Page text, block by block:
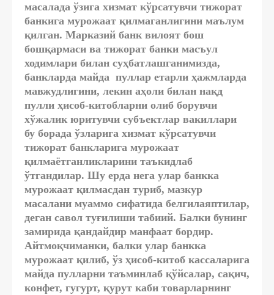
масалада ўзига хизмат кўрсатувчи тижорат
банкига мурожаат қилмаганлигини маълум
қилган. Марказий банк вилоят бош
бошқармаси ва тижорат банки масъул
ходимлари билан суҳбатлашганимизда,
банкларда майда пуллар етарли ҳажмларда
мавжудлигини, лекин аҳоли билан нақд
пулли ҳисоб-китобларни олиб борувчи
хўжалик юритувчи субъектлар вакиллари
бу борада ўзларига хизмат кўрсатувчи
тижорат банкларига мурожаат
қилмаётганликларини таъкидлаб
ўтгандилар. Шу ерда нега улар банкка
мурожаат қилмасдан туриб, мазкур
масалани муаммо сифатида белгилаяптилар,
деган савол туғилиши табиий. Балки бунинг
замирида қандайдир манфаат бордир.
Айтмоқчиманки, балки улар банкка
мурожаат қилиб, ўз ҳисоб-китоб кассаларига
майда пулларни таъминлаб қўйсалар, сақич,
конфет, гугурт, қурут каби товарларнинг